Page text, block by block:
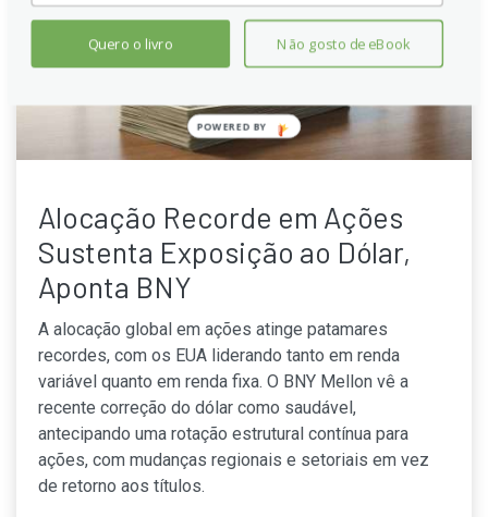
Alocação Recorde em Ações
Sustenta Exposição ao Dólar,
Aponta BNY
A alocação global em ações atinge patamares
recordes, com os EUA liderando tanto em renda
variável quanto em renda fixa. O BNY Mellon vê a
recente correção do dólar como saudável,
antecipando uma rotação estrutural contínua para
ações, com mudanças regionais e setoriais em vez
de retorno aos títulos.
Quero o livro Não gosto de eBook
POWERED